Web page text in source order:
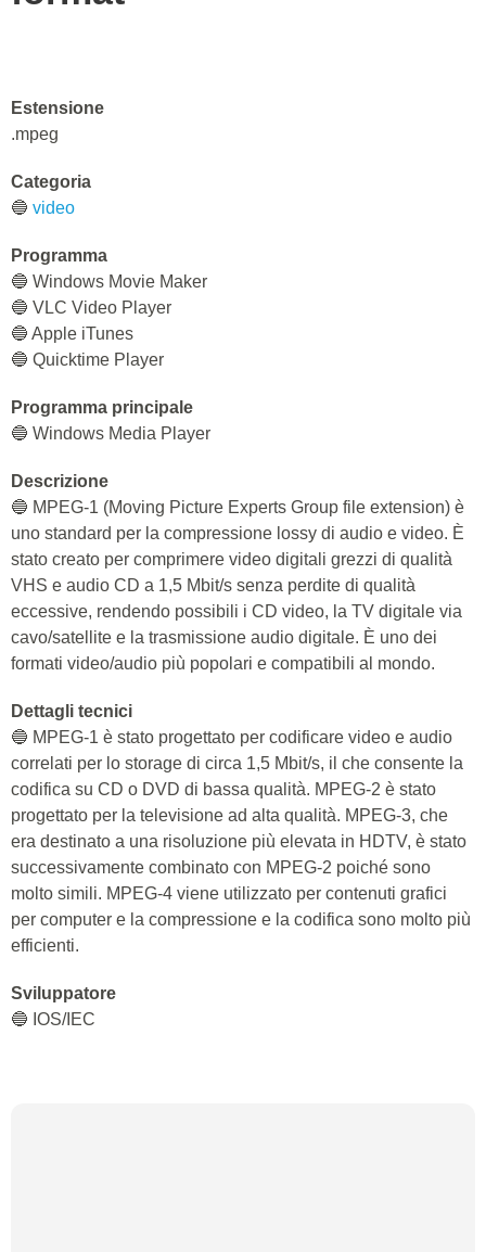
Estensione
.mpeg
Categoria
🔵 video
Programma
🔵 Windows Movie Maker
🔵 VLC Video Player
🔵 Apple iTunes
🔵 Quicktime Player
Programma principale
🔵 Windows Media Player
Descrizione
🔵 MPEG-1 (Moving Picture Experts Group file extension) è
uno standard per la compressione lossy di audio e video. È
stato creato per comprimere video digitali grezzi di qualità
VHS e audio CD a 1,5 Mbit/s senza perdite di qualità
eccessive, rendendo possibili i CD video, la TV digitale via
cavo/satellite e la trasmissione audio digitale. È uno dei
formati video/audio più popolari e compatibili al mondo.
Dettagli tecnici
🔵 MPEG-1 è stato progettato per codificare video e audio
correlati per lo storage di circa 1,5 Mbit/s, il che consente la
codifica su CD o DVD di bassa qualità. MPEG-2 è stato
progettato per la televisione ad alta qualità. MPEG-3, che
era destinato a una risoluzione più elevata in HDTV, è stato
successivamente combinato con MPEG-2 poiché sono
molto simili. MPEG-4 viene utilizzato per contenuti grafici
per computer e la compressione e la codifica sono molto più
efficienti.
Sviluppatore
🔵 IOS/IEC